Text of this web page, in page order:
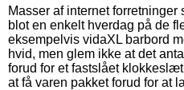
Masser af internet
blot en enkelt hverdag på de
eksempelvis vidaXL barbord
hvid, men glem ikke at det
forud for et fastslået
at få varen pakket forud for at